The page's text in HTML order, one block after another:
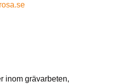
inom grävarbeten,